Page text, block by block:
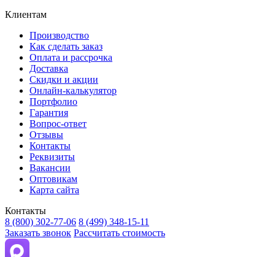
Клиентам
Производство
Как сделать заказ
Оплата и рассрочка
Доставка
Скидки и акции
Онлайн-калькулятор
Портфолио
Гарантия
Вопрос-ответ
Отзывы
Контакты
Реквизиты
Вакансии
Оптовикам
Карта сайта
Контакты
8 (800) 302-77-06 8 (499) 348-15-11
Заказать звонок Рассчитать стоимость